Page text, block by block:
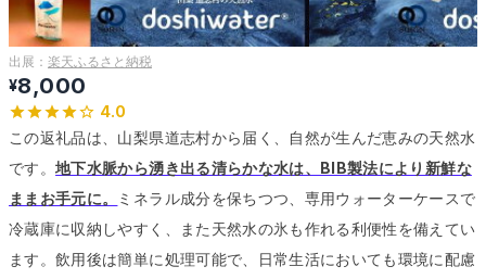
出展： 楽天ふるさと納税
¥8,000
4.0
この返礼品は、山梨県道志村から届く、自然が生んだ恵みの天然水
です。地下水脈から湧き出る清らかな水は、BIB製法により新鮮な
ままお手元に。
ミネラル成分を保ちつつ、専用ウォーターケースで
冷蔵庫に収納しやすく、また天然水の氷も作れる利便性を備えてい
ます。飲用後は簡単に処理可能で、日常生活においても環境に配慮